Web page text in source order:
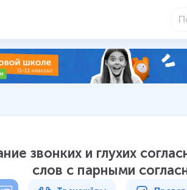
звонких и глухих
слов с парными